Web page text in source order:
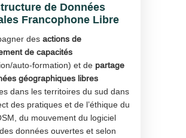
de Données
Francophone Libre
desactions de
de capacités
auto-formation) et de partage
géographiques libres
dans les territoires du sud dans
des pratiques et de l’éthique du
du mouvement du logiciel
données ouvertes et selon